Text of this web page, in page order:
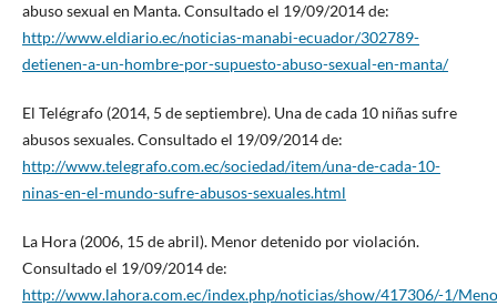
abuso sexual en Manta. Consultado el 19/09/2014 de:
http://www.eldiario.ec/noticias-manabi-ecuador/302789-
detienen-a-un-hombre-por-supuesto-abuso-sexual-en-manta/
El Telégrafo (2014, 5 de septiembre). Una de cada 10 niñas sufre
abusos sexuales. Consultado el 19/09/2014 de:
http://www.telegrafo.com.ec/sociedad/item/una-de-cada-10-
ninas-en-el-mundo-sufre-abusos-sexuales.html
La Hora (2006, 15 de abril). Menor detenido por violación.
Consultado el 19/09/2014 de:
http://www.lahora.com.ec/index.php/noticias/show/417306/-1/